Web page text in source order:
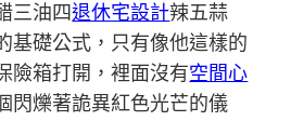
三油四退休宅設計辣五蒜
基礎公式，只有像他這樣的
險箱打開，裡面沒有空間心
閃爍著詭異紅色光芒的儀